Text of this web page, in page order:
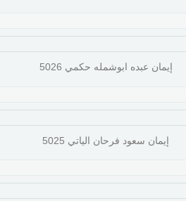
إيمان عبده ابوشمله حكمي 5026
إيمان سعود فرحان الياتي 5025